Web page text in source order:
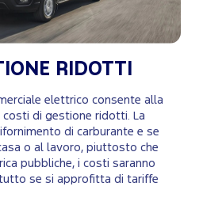
RIDOTTI
elettrico consente alla
di gestione ridotti. La
di carburante e se
o al lavoro, piuttosto che
pubbliche, i costi saranno
se si approfitta di tariffe